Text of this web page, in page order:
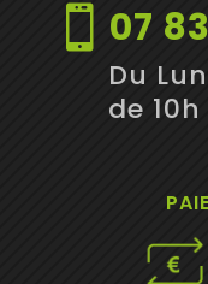
 07
Du
de 10h